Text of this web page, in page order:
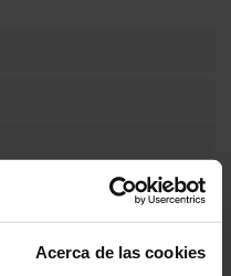
Acerca de las cookies